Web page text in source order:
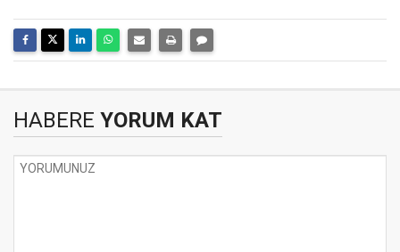
HABERE YORUM KAT